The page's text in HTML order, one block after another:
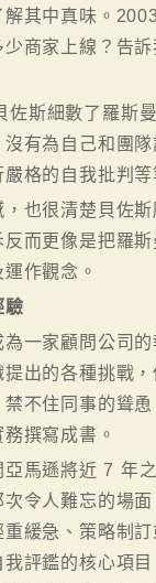
解其中真味。
商家上線？告
佐斯細數了羅斯
有為自己和團
格的自我批判
也很清楚貝佐
而更像是把羅
作觀念。
驗
一家顧問公司
出的各種挑戰
不住同事的聳
撰寫成書。
亞馬遜將近 7 年
令人難忘的場
緩急、策略制
評鑑的核心項目